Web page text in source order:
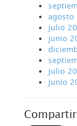
agosto
julio
junio
julio
junio
Compartir